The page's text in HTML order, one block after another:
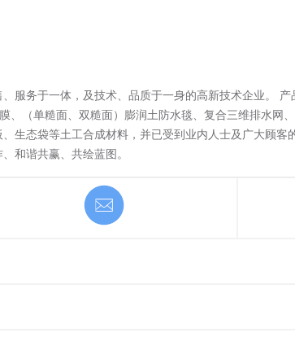
服务于一体，及技术、品质于一身的高新技术企业。
、（单糙面、双糙面）膨润土防水毯、复合三维排水
生态袋等土工合成材料，并已受到业内人士及广大顾
和谐共赢、共绘蓝图。